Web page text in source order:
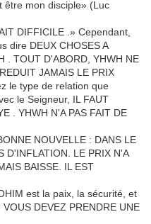
être mon disciple» (Luc
DIFFICILE .» Cependant,
dire DEUX CHOSES A
. TOUT D'ABORD, YHWH NE
JAMAIS LE PRIX
le type de relation que
le Seigneur, IL FAUT
. YHWH N'A PAS FAIT DE
NOUVELLE : DANS LE
D'INFLATION. LE PRIX N'A
BAISSE. IL EST
est la paix, la sécurité, et
DEVEZ PRENDRE UNE